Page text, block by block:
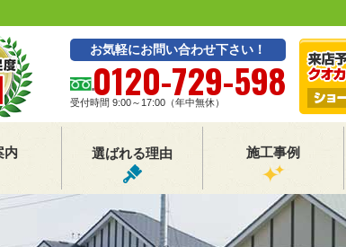
お気軽にお問い合わせ下さい！
0120-729-598
受付時間 9:00～17:00（年中無休）
内 選ばれる理由 施工事例